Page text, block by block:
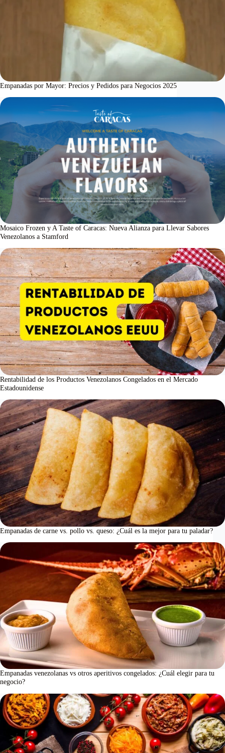
Empanadas por Mayor: Precios y Pedidos para Negocios 2025
Mosaico Frozen y A Taste of Caracas: Nueva Alianza para Llevar Sabores
Venezolanos a Stamford
Rentabilidad de los Productos Venezolanos Congelados en el Mercado
Estadounidense
Empanadas de carne vs. pollo vs. queso: ¿Cuál es la mejor para tu paladar?
Empanadas venezolanas vs otros aperitivos congelados: ¿Cuál elegir para tu
negocio?